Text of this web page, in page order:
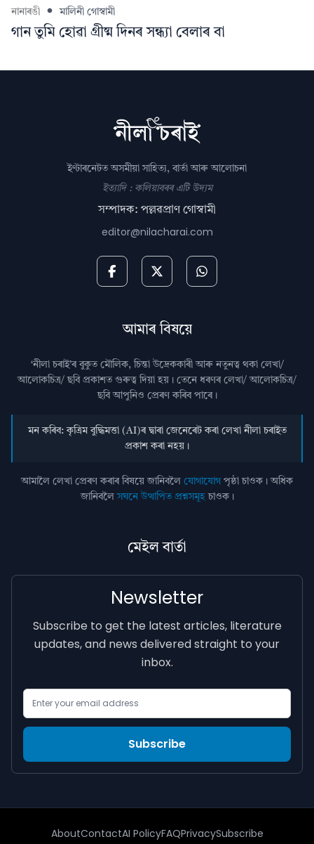
নানাৰঙী মালিনী গোস্বামী
গান তুমি হোৱা গ্ৰীষ্ম দিনৰ সন্ধ্যা বেলাৰ বা
ইণ্টাৰনেটত অসমীয়া সাহিত্য, বাৰ্তা আৰু আলোচনা
ইত্যাদি : কলিয়াবৰৰ এটি উদ্যম
সম্পাদক: পল্লৱপ্ৰাণ গোস্বামী
editor@nilacharai.com
আমাৰ বিষয়ে
‘নীলা চৰাই’ৰ বুকুত মৌলিক, চিন্তা উদ্রেককাৰী আৰু নতুনত্ব থকা লেখা/
আলোকচিত্ৰ/ ছবি প্রকাশত গুৰুত্ব দিয়া হয়। তেনে ধৰণৰ লেখা/ আলোকচিত্ৰ/
ছবি আপুনিও প্রেৰণ কৰিব পাৰে।
মন কৰিব: কৃত্ৰিম বুদ্ধিমত্তা (AI)ৰ দ্বাৰা জেনেৰেট কৰা লেখা নীলা চৰাইত
প্ৰকাশ কৰা নহয়।
আমালৈ লেখা প্ৰেৰণ কৰাৰ বিষয়ে জানিবলৈ যোগাযোগ পৃষ্ঠা চাওক। অধিক
জানিবলৈসঘনে উত্থাপিত প্ৰশ্নসমূহচাওক।
মেইল বাৰ্তা
Newsletter
Subscribe to get the latest articles, literature
updates, and news delivered straight to your
inbox.
Subscribe
AboutContactAI PolicyFAQPrivacySubscribe